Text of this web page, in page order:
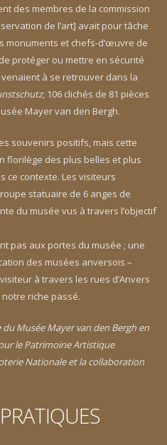
des membres de la commission
de l’art] avait pour tâche
monuments et chefs-d’œuvre de
protéger ou mettre en sécurité
venaient à se retrouver dans la
, 106 clichés de 81 pièces
Mayer van den Bergh.
souvenirs positifs, mais cette
florilège des plus belles et plus
ce contexte. Les visiteurs
statuaire de 6 anges de
du musée vus à travers l’objectif
pas aux portes du musée ; une
des musées anversois –
à travers les rues d’Anvers
riche passé.
Musée Mayer van den Bergh en
le Patrimoine Artistique
Nationale et la collaboration